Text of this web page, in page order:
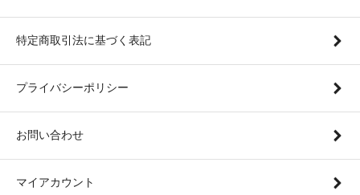
特定商取引法に基づく表記
プライバシーポリシー
お問い合わせ
マイアカウント